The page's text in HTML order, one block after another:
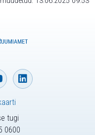
tugi
0600